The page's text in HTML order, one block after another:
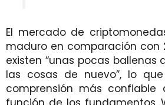
El mercado de
maduro en comparación con
existen “unas pocas ballenas
las cosas de nuevo”, lo
comprensión más confiable